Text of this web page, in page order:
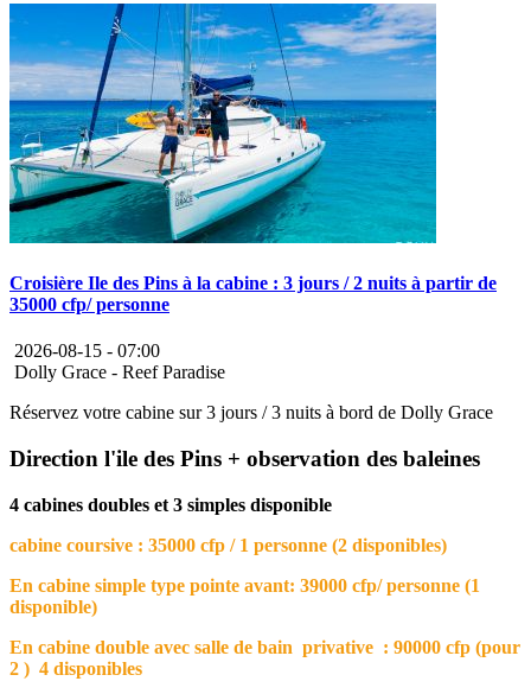
Croisière Ile des Pins à la cabine : 3 jours / 2 nuits à partir de
35000 cfp/ personne
2026-08-15 - 07:00
Dolly Grace - Reef Paradise
Réservez votre cabine sur 3 jours / 3 nuits à bord de Dolly Grace
Direction l'ile des Pins + observation des baleines
4 cabines doubles et 3 simples disponible
cabine coursive : 35000 cfp / 1 personne (2 disponibles)
En cabine simple type pointe avant: 39000 cfp/ personne (1
disponible)
En cabine double avec salle de bain privative : 90000 cfp (pour
2 ) 4 disponibles